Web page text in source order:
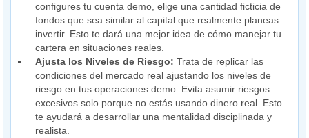
configures tu cuenta demo, elige una cantidad ficticia de
fondos que sea similar al capital que realmente planeas
invertir. Esto te dará una mejor idea de cómo manejar tu
cartera en situaciones reales.
Ajusta los Niveles de Riesgo: Trata de replicar las
condiciones del mercado real ajustando los niveles de
riesgo en tus operaciones demo. Evita asumir riesgos
excesivos solo porque no estás usando dinero real. Esto
te ayudará a desarrollar una mentalidad disciplinada y
realista.